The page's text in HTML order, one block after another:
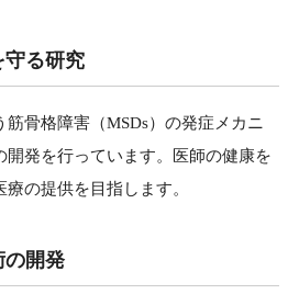
守る研究
骨格障害（MSDs）の発症メカニ
開発を行っています。医師の健康を
の提供を目指します。
の開発